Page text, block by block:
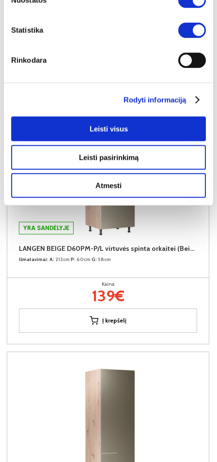
Statistika
Rinkodara
Rodyti informaciją
Leisti visus
Leisti pasirinkimą
Atmesti
YRA SANDĖLYJE
LANGEN BEIGE D60PM-P/L virtuvės spinta orkaitei (Beige/Dab Artisan)
Išmatavimai: A: 212cm P: 60cm G: 58cm
Kaina:
139€
Į krepšelį